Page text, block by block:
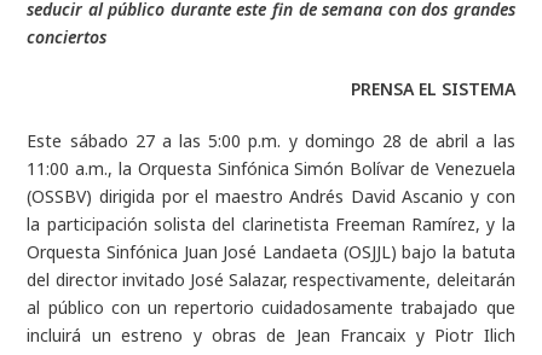
seducir al público durante este fin de semana con dos grandes
conciertos
PRENSA EL SISTEMA
Este sábado 27 a las 5:00 p.m. y domingo 28 de abril a las
11:00 a.m., la Orquesta Sinfónica Simón Bolívar de Venezuela
(OSSBV) dirigida por el maestro Andrés David Ascanio y con
la participación solista del clarinetista Freeman Ramírez, y la
Orquesta Sinfónica Juan José Landaeta (OSJJL) bajo la batuta
del director invitado José Salazar, respectivamente, deleitarán
al público con un repertorio cuidadosamente trabajado que
incluirá un estreno y obras de Jean Francaix y Piotr Ilich